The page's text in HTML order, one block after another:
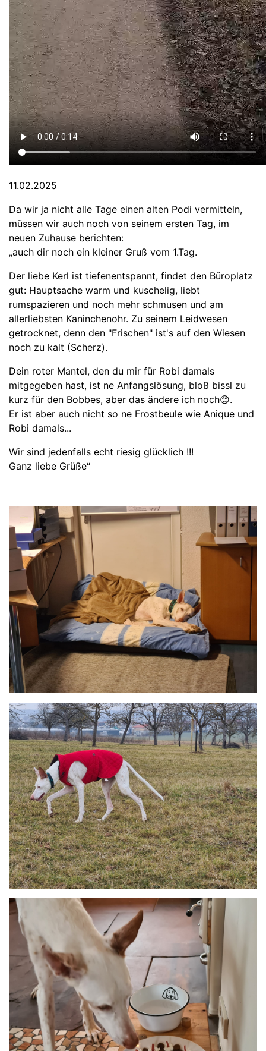
11.02.2025
Da wir ja nicht alle Tage einen alten Podi vermitteln,
müssen wir auch noch von seinem ersten Tag, im
neuen Zuhause berichten:
„auch dir noch ein kleiner Gruß vom 1.Tag.
Der liebe Kerl ist tiefenentspannt, findet den Büroplatz
gut: Hauptsache warm und kuschelig, liebt
rumspazieren und noch mehr schmusen und am
allerliebsten Kaninchenohr. Zu seinem Leidwesen
getrocknet, denn den "Frischen" ist's auf den Wiesen
noch zu kalt (Scherz).
Dein roter Mantel, den du mir für Robi damals
mitgegeben hast, ist ne Anfangslösung, bloß bissl zu
kurz für den Bobbes, aber das ändere ich noch😊.
Er ist aber auch nicht so ne Frostbeule wie Anique und
Robi damals...
Wir sind jedenfalls echt riesig glücklich !!!
Ganz liebe Grüße“